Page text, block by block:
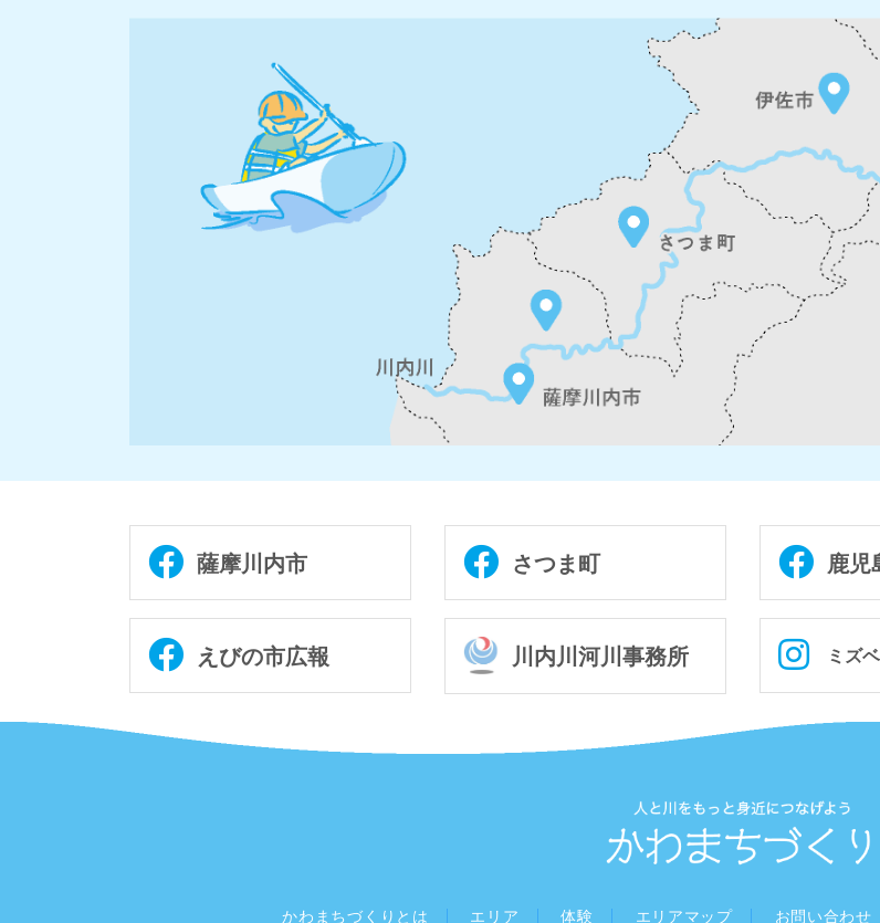
薩摩川内市 さつま町 鹿児
えびの市広報 川内川河川事務所 ミズ
かわまちづくりとは エリア 体験 エリアマップ お問い合わせ